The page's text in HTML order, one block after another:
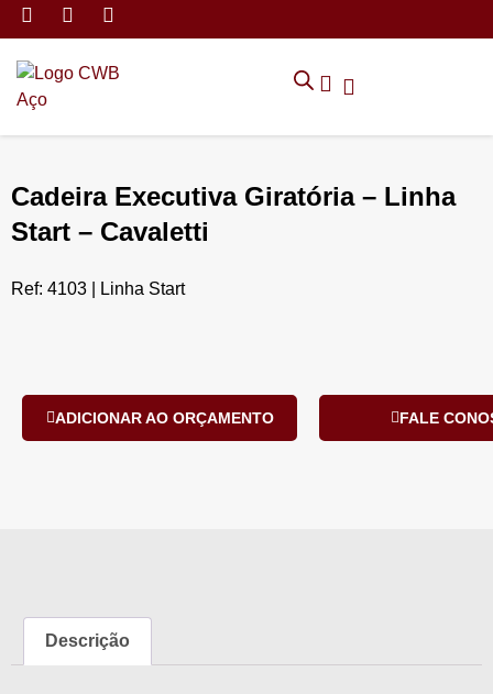
Cadeira Executiva Giratória – Linha
Start – Cavaletti
Ref: 4103 | Linha Start
ADICIONAR AO ORÇAMENTO FALE
Descrição